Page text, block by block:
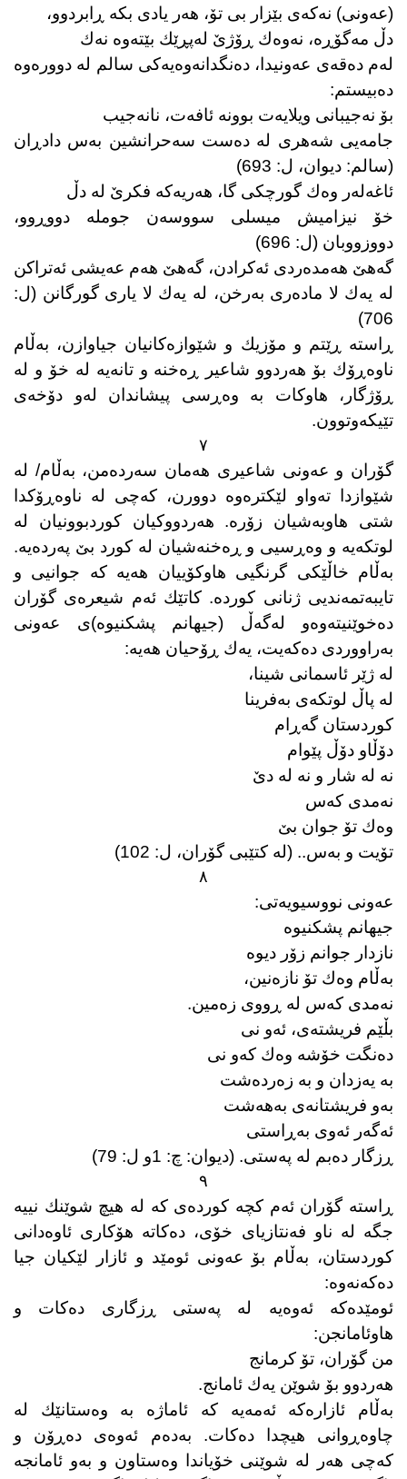
(عەونی) نەكەی بێزار بی تۆ، هەر یادی بكە ڕابردوو،
دڵ مەگۆڕە، نەوەك ڕۆژێ لەپڕێك بێتەوە نەك
لەم دەقەی عەونیدا، دەنگدانەوەیەكی سالم لە دوورەوە
دەبیستم:
بۆ نەجیبانی ویلایەت بوونە ئافەت، نانەجیب
جامەیی شەهری لە دەست سەحرانشین بەس دادڕان
(سالم: دیوان، ل: 693)
ئاغەلەر وەك گورچكی گا، هەریەكە فكرێ لە دڵ
خۆ نیزامیش میسلی سووسەن جوملە دووڕوو،
دووزووبان (ل: 696)
گەهێ هەمدەردی ئەكرادن، گەهێ هەم عەیشی ئەتراكن
لە یەك لا مادەری بەرخن، لە یەك لا یاری گورگانن (ل:
706)
ڕاستە ڕێتم و مۆزیك و شێوازەكانیان جیاوازن، بەڵام
ناوەڕۆك بۆ هەردوو شاعیر ڕەخنە و تانەیە لە خۆ و لە
ڕۆژگار، هاوكات بە وەڕسی پیشاندان لەو دۆخەی
تێیكەوتوون.
٧
گۆران و عەونی شاعیری هەمان سەردەمن، بەڵام/ لە
شێوازدا تەواو لێكترەوە دوورن، كەچی لە ناوەڕۆكدا
شتی هاوبەشیان زۆرە. هەردووكیان كوردبوونیان لە
لوتكەیە و وەڕسیی و ڕەخنەشیان لە كورد بێ پەردەیە.
بەڵام خاڵێكی گرنگیی هاوكۆییان هەیە كە جوانیی و
تایبەتمەندیی ژنانی كوردە. كاتێك ئەم شیعرەی گۆران
دەخوێنیتەوەو لەگەڵ (جیهانم پشكنیوە)ی عەونی
بەراووردی دەكەیت، یەك ڕۆحیان هەیە:
لە ژێر ئاسمانی شینا،
لە پاڵ لوتكەی بەفرینا
كوردستان گەڕام
دۆڵاو دۆڵ پێوام
نە لە شار و نە لە دێ
نەمدی كەس
وەك تۆ جوان بێ
تۆیت و بەس.. (لە كتێبی گۆران، ل: 102)
٨
عەونی نووسیویەتی:
جیهانم پشكنیوە
نازدار جوانم زۆر دیوە
بەڵام وەك تۆ نازەنین،
نەمدی كەس لە ڕووی زەمین.
بڵێم فریشتەی، ئەو نی
دەنگت خۆشە وەك كەو نی
بە یەزدان و بە زەردەشت
بەو فریشتانەی بەهەشت
ئەگەر ئەوی بەڕاستی
ڕزگار دەبم لە پەستی. (دیوان: چ: 1و ل: 79)
٩
ڕاستە گۆران ئەم كچە كوردەی كە لە هیچ شوێنك نییە
جگە لە ناو فەنتازیای خۆی، دەكاتە هۆكاری ئاوەدانی
كوردستان، بەڵام بۆ عەونی ئومێد و ئازار لێكیان جیا
دەكەنەوە:
ئومێدەكە ئەوەیە لە پەستی ڕزگاری دەكات و
هاوئامانجن:
من گۆران، تۆ كرمانج
هەردوو بۆ شوێن یەك ئامانج.
بەڵام ئازارەكە ئەمەیە كە ئاماژە بە وەستانێك لە
چاوەڕوانی هیچدا دەكات. بەدەم ئەوەی دەڕۆن و
كەچی هەر لە شوێنی خۆیاندا وەستاون و بەو ئامانجە